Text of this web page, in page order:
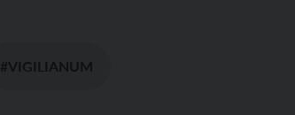
#VIGILIANUM